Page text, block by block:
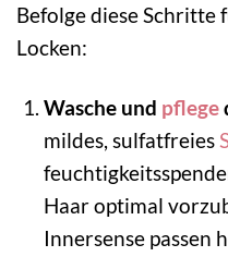
Befolge diese
Locken:
Wasche und pflege
mildes, sulfatfreies
Haar optimal
Innersense passen